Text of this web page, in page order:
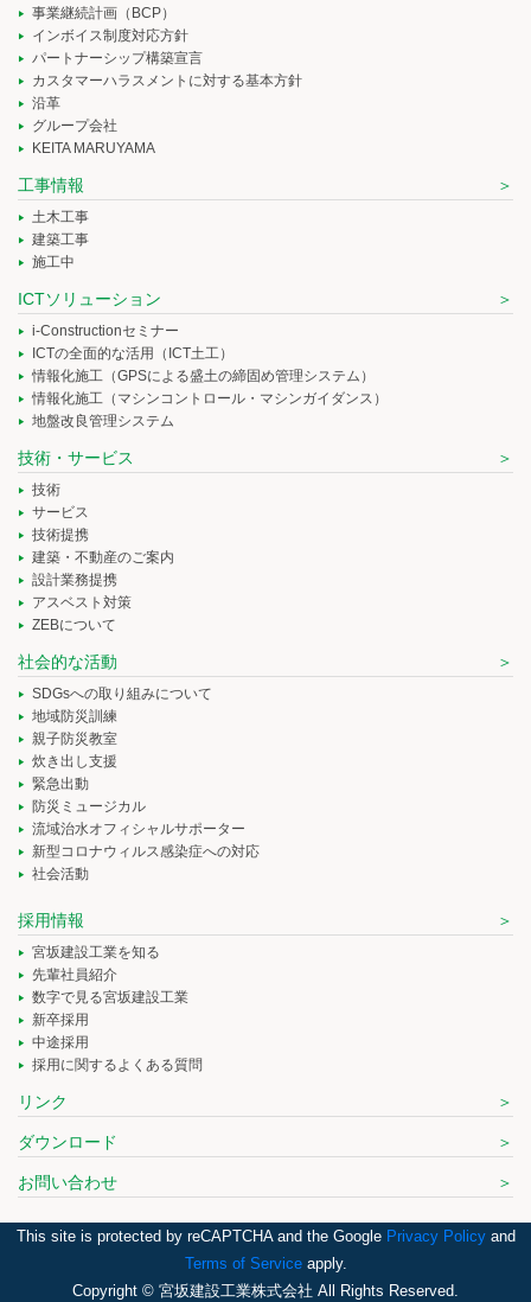
事業継続計画（BCP）
インボイス制度対応方針
パートナーシップ構築宣言
カスタマーハラスメントに対する基本方針
沿革
グループ会社
KEITA MARUYAMA
工事情報
土木工事
建築工事
施工中
ICTソリューション
i-Constructionセミナー
ICTの全面的な活用（ICT土工）
情報化施工（GPSによる盛土の締固め管理システム）
情報化施工（マシンコントロール・マシンガイダンス）
地盤改良管理システム
技術・サービス
技術
サービス
技術提携
建築・不動産のご案内
設計業務提携
アスベスト対策
ZEBについて
社会的な活動
SDGsへの取り組みについて
地域防災訓練
親子防災教室
炊き出し支援
緊急出動
防災ミュージカル
流域治水オフィシャルサポーター
新型コロナウィルス感染症への対応
社会活動
採用情報
宮坂建設工業を知る
先輩社員紹介
数字で見る宮坂建設工業
新卒採用
中途採用
採用に関するよくある質問
リンク
ダウンロード
お問い合わせ
This site is protected by reCAPTCHA and the Google Privacy Policyand
Terms of Serviceapply.
Copyright © 宮坂建設工業株式会社 All Rights Reserved.